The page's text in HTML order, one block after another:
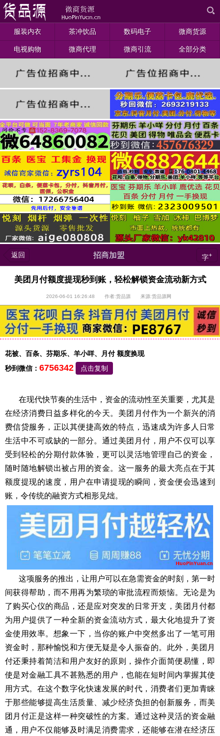
服装内衣 茶冲饮品 数码电子 微商货源
电视购物 微商代理 微商引流 全部分类
返回 招商加盟 字+
美团月付额度提现秒到账，轻松解锁资金流动新方式
2026-06-01 16:26:48 作者:货品源 来源:货品源网
花被、百条、芬期乐、羊小咩、月付 额度换现
秒到微信： 6756342 点击复制
在现代快节奏的生活中，资金的流动性至关重要，尤其是
在经济消费日益多样化的今天。美团月付作为一个新兴的消
费信贷服务，正以其便捷高效的特点，迅速成为许多人日常
生活中不可或缺的一部分。通过美团月付，用户不仅可以享
受到轻松的分期付款体验，更可以灵活地管理自己的资金，
随时随地解锁出被占用的资金。这一服务的最大亮点在于其
额度提现的速度，用户在申请提现的瞬间，资金便会迅速到
账，令传统的融资方式相形见绌。
这项服务的推出，让用户可以在急需资金的时刻，第一时
间获得帮助，而不用再为繁琐的审批流程而烦恼。无论是为
了购买心仪的商品，还是应对突发的日常开支，美团月付都
为用户提供了一种全新的资金流动方式，最大化地提升了资
金使用效率。想象一下，当你的账户中突然多出了一笔可用
资金时，那种愉悦和方便无疑是令人振奋的。 此外，美团月
付还秉持着简洁和用户友好的原则，操作介面简便易懂，即
使是对金融工具不甚熟悉的用户，也能在短时间内掌握其使
用方式。在这个数字化快速发展的时代，消费者们更加青睐
于那些能够提高生活质量、减少经济负担的创新服务，而美
团月付正是这样一种突破性的方案。通过这种灵活的资金融
通，用户不仅能够及时满足消费需求，还能够在潜在经济压